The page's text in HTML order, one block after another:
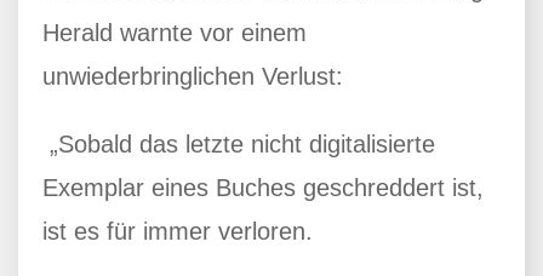
Herald warnte vor einem
unwiederbringlichen Verlust:
„Sobald das letzte nicht digitalisierte
Exemplar eines Buches geschreddert ist,
ist es für immer verloren.